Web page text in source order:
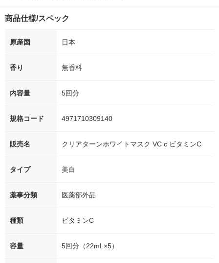
商品仕様/スペック
原産国 日本
香り 無香料
内容量 5回分
規格コード 4971710309140
販売名 クリアターンホワイトマスク VC c ビタミンC
タイプ 美白
薬事分類 医薬部外品
種類 ビタミンC
容量 5回分（22mL×5）